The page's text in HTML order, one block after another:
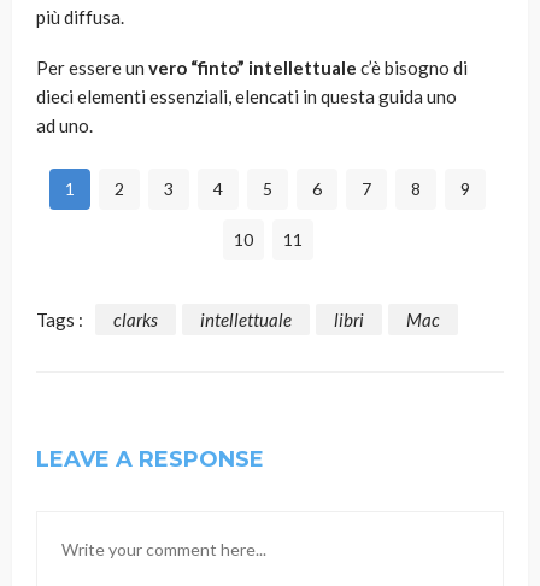
più diffusa.
Per essere un vero “finto” intellettuale c’è bisogno di
dieci elementi essenziali, elencati in questa guida uno
ad uno.
1 2 3 4 5 6 7 8 9
10 11
Tags : clarks intellettuale libri Mac
LEAVE A RESPONSE